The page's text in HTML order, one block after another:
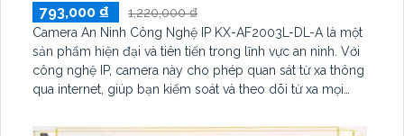
793,000 ₫
1,220,000 ₫
Camera An Ninh Công Nghệ IP KX-AF2003L-DL-A là một
sản phẩm hiện đại và tiên tiến trong lĩnh vực an ninh. Với
công nghệ IP, camera này cho phép quan sát từ xa thông
qua internet, giúp bạn kiểm soát và theo dõi từ xa mọi
không gian nào khác